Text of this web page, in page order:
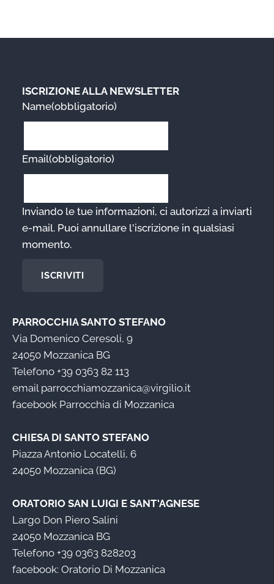
ISCRIZIONE ALLA NEWSLETTER
Name(obbligatorio)
Email(obbligatorio)
Inviando le tue informazioni, ci autorizzi a inviarti
e-mail. Puoi annullare l'iscrizione in qualsiasi
momento.
ISCRIVITI
PARROCCHIA SANTO STEFANO
Via Domenico Ceresoli, 9
24050 Mozzanica BG
Telefono +39 0363 82 113
email parrocchiamozzanica@virgilio.it
facebook Parrocchia di Mozzanica
CHIESA DI SANTO STEFANO
Piazza Antonio Locatelli, 6
24050 Mozzanica (BG)
ORATORIO SAN LUIGI E SANT'AGNESE
Largo Don Piero Salini
24050 Mozzanica BG
Telefono +39 0363 828203
facebook: Oratorio Di Mozzanica